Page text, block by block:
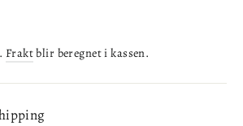
Fraktblir beregnet i kassen.